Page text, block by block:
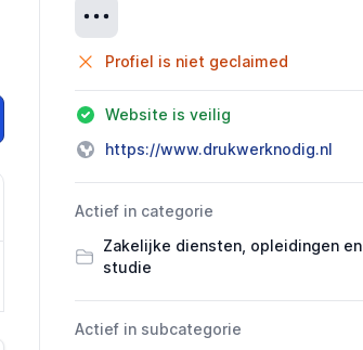
Profiel is niet geclaimed
Website is veilig
https://www.drukwerknodig.nl
Actief in categorie
Zakelijke diensten, opleidingen en
studie
Actief in subcategorie